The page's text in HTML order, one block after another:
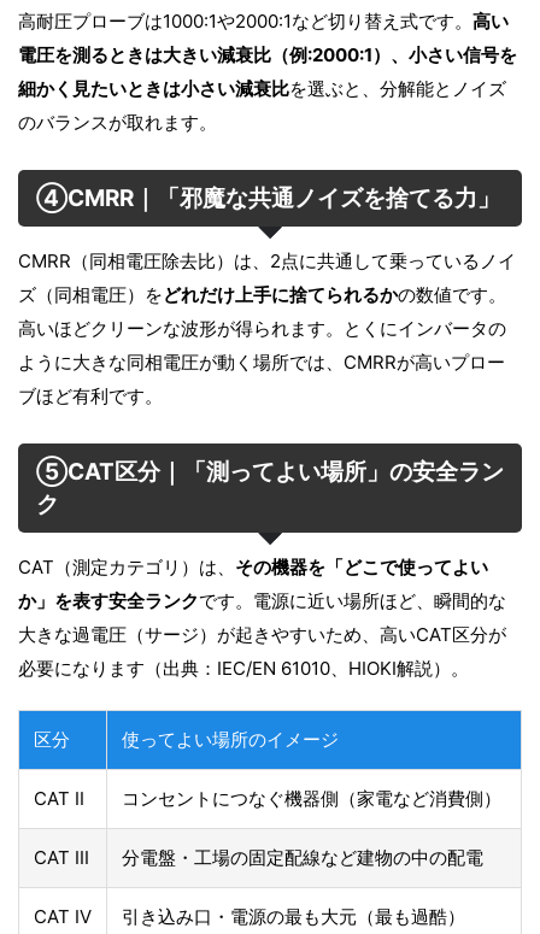
高耐圧プローブは1000:1や2000:1など切り替え式です。 高い
電圧を測るときは大きい減衰比（例:2000:1）、小さい信号を
細かく見たいときは小さい減衰比を選ぶと、分解能とノイズ
のバランスが取れます。
④CMRR｜「邪魔な共通ノイズを捨てる力」
CMRR（同相電圧除去比）は、2点に共通して乗っているノイ
ズ（同相電圧）をどれだけ上手に捨てられるかの数値です。
高いほどクリーンな波形が得られます。とくにインバータの
ように大きな同相電圧が動く場所では、CMRRが高いプロー
ブほど有利です。
⑤CAT区分｜「測ってよい場所」の安全ラン
ク
CAT（測定カテゴリ）は、 その機器を「どこで使ってよい
か」を表す安全ランクです。電源に近い場所ほど、瞬間的な
大きな過電圧（サージ）が起きやすいため、高いCAT区分が
必要になります（出典：IEC/EN 61010、HIOKI解説）。
区分 使ってよい場所のイメージ
CAT II コンセントにつなぐ機器側（家電など消費側）
CAT III 分電盤・工場の固定配線など建物の中の配電
CAT IV 引き込み口・電源の最も大元（最も過酷）